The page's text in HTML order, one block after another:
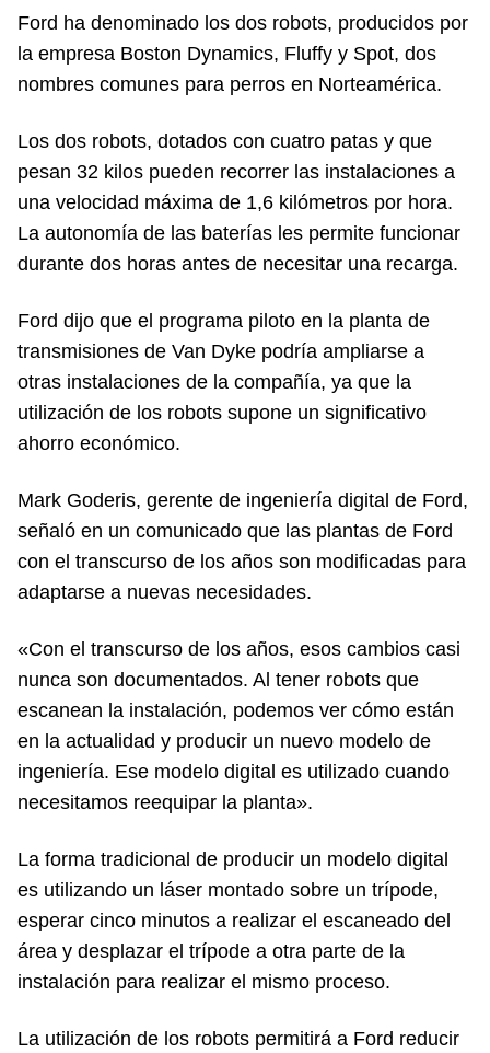
Ford ha denominado los dos robots, producidos por
la empresa Boston Dynamics, Fluffy y Spot, dos
nombres comunes para perros en Norteamérica.
Los dos robots, dotados con cuatro patas y que
pesan 32 kilos pueden recorrer las instalaciones a
una velocidad máxima de 1,6 kilómetros por hora.
La autonomía de las baterías les permite funcionar
durante dos horas antes de necesitar una recarga.
Ford dijo que el programa piloto en la planta de
transmisiones de Van Dyke podría ampliarse a
otras instalaciones de la compañía, ya que la
utilización de los robots supone un significativo
ahorro económico.
Mark Goderis, gerente de ingeniería digital de Ford,
señaló en un comunicado que las plantas de Ford
con el transcurso de los años son modificadas para
adaptarse a nuevas necesidades.
«Con el transcurso de los años, esos cambios casi
nunca son documentados. Al tener robots que
escanean la instalación, podemos ver cómo están
en la actualidad y producir un nuevo modelo de
ingeniería. Ese modelo digital es utilizado cuando
necesitamos reequipar la planta».
La forma tradicional de producir un modelo digital
es utilizando un láser montado sobre un trípode,
esperar cinco minutos a realizar el escaneado del
área y desplazar el trípode a otra parte de la
instalación para realizar el mismo proceso.
La utilización de los robots permitirá a Ford reducir